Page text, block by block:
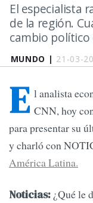
MUNDO | 21-03-
El especialista
de la región.
cambio político
E l analista
CNN, hoy
para presentar su
y charló con
América Latina.
Noticias: ¿Qué le